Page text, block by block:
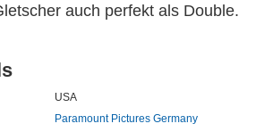
auch perfekt als Double.
USA
Paramount Pictures Germany